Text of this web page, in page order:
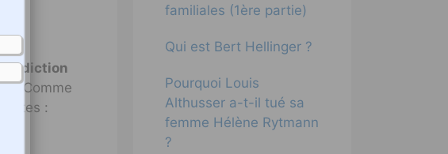
Comme
:
familiales (1ère partie)
Qui est Bert Hellinger ?
Pourquoi Louis
Althusser a-t-il tué sa
femme Hélène Rytmann
?